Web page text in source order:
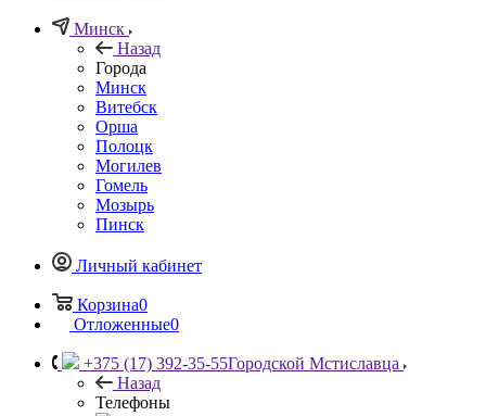
Минск
Назад
Города
Минск
Витебск
Орша
Полоцк
Могилев
Гомель
Мозырь
Пинск
Личный кабинет
Корзина0
Отложенные0
+375 (17) 392-35-55Городской Мстиславца
Назад
Телефоны